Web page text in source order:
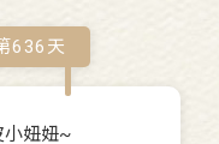
636 天